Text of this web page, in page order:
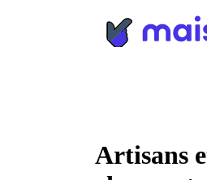
Artisans